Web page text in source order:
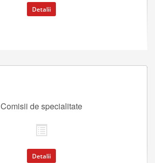
Detalii
Comisii de specialitate
Detalii